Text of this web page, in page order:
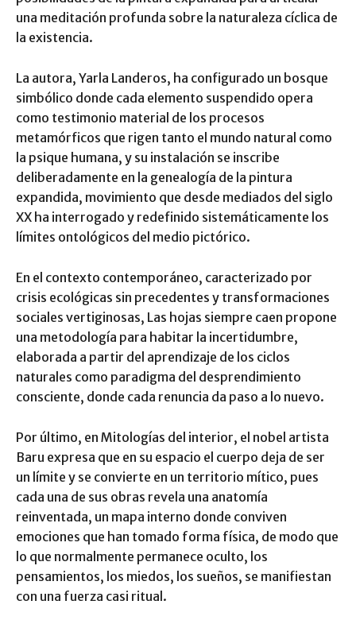
una meditación profunda sobre la naturaleza cíclica de
la existencia.
La autora, Yarla Landeros, ha configurado un bosque
simbólico donde cada elemento suspendido opera
como testimonio material de los procesos
metamórficos que rigen tanto el mundo natural como
la psique humana, y su instalación se inscribe
deliberadamente en la genealogía de la pintura
expandida, movimiento que desde mediados del siglo
XX ha interrogado y redefinido sistemáticamente los
límites ontológicos del medio pictórico.
En el contexto contemporáneo, caracterizado por
crisis ecológicas sin precedentes y transformaciones
sociales vertiginosas, Las hojas siempre caen propone
una metodología para habitar la incertidumbre,
elaborada a partir del aprendizaje de los ciclos
naturales como paradigma del desprendimiento
consciente, donde cada renuncia da paso a lo nuevo.
Por último, en Mitologías del interior, el nobel artista
Baru expresa que en su espacio el cuerpo deja de ser
un límite y se convierte en un territorio mítico, pues
cada una de sus obras revela una anatomía
reinventada, un mapa interno donde conviven
emociones que han tomado forma física, de modo que
lo que normalmente permanece oculto, los
pensamientos, los miedos, los sueños, se manifiestan
con una fuerza casi ritual.